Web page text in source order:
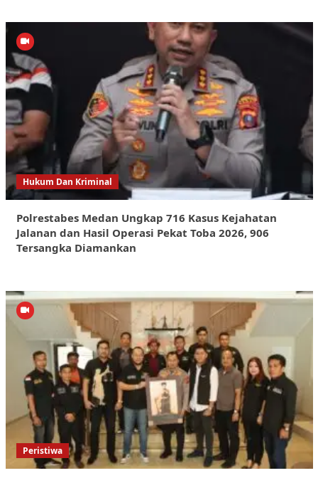
Hukum Dan Kriminal
Polrestabes Medan Ungkap 716 Kasus Kejahatan
Jalanan dan Hasil Operasi Pekat Toba 2026, 906
Tersangka Diamankan
Peristiwa